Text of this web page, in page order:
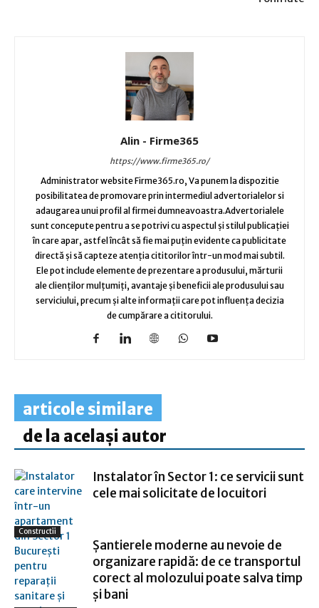
Alin - Firme365
https://www.firme365.ro/
Administrator website Firme365.ro, Va punem la dispozitie
posibilitatea de promovare prin intermediul advertorialelor si
adaugarea unui profil al firmei dumneavoastra.Advertorialele
sunt concepute pentru a se potrivi cu aspectul și stilul publicației
în care apar, astfel încât să fie mai puțin evidente ca publicitate
directă și să capteze atenția cititorilor într-un mod mai subtil.
Ele pot include elemente de prezentare a produsului, mărturii
ale clienților mulțumiți, avantaje și beneficii ale produsului sau
serviciului, precum și alte informații care pot influența decizia
de cumpărare a cititorului.
articole similare
de la același autor
Instalator în Sector 1: ce servicii sunt
cele mai solicitate de locuitori
Constructii
Șantierele moderne au nevoie de
organizare rapidă: de ce transportul
corect al molozului poate salva timp
și bani